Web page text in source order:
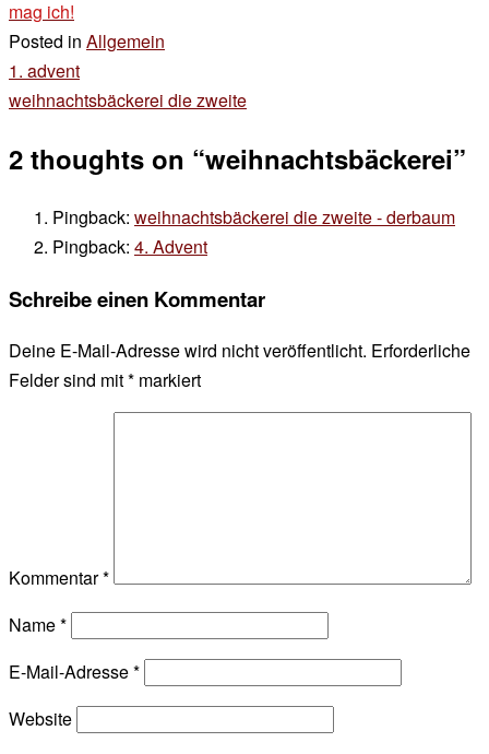
mag ich!
Posted in Allgemein
Beitragsnavigation
1. advent
weihnachtsbäckerei die zweite
2 thoughts on “weihnachtsbäckerei”
Pingback: weihnachtsbäckerei die zweite - derbaum
Pingback: 4. Advent
Schreibe einen Kommentar
Deine E-Mail-Adresse wird nicht veröffentlicht. Erforderliche
Felder sind mit* markiert
Kommentar*
Name*
E-Mail-Adresse*
Website